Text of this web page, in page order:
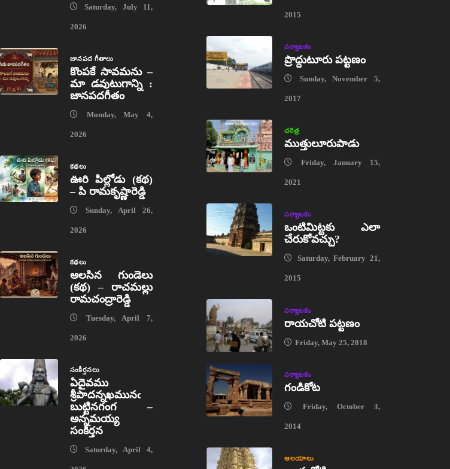
Saturday, July 11,
2026
జానపద గీతాలు
కొంపకే సావమను –
మా డవుటుగాన్ని :
జానపదగీతం
Monday, May 4,
2026
కథలు
ఊరి పిల్లోడు (కథ)
– పి రామకృష్ణారెడ్డి
Sunday, April 26,
2026
కథలు
అలసిన గుండెలు
(కథ) – రాచమల్లు
రామచంద్రారెడ్డి
Tuesday, April 7,
2026
సంకీర్తనలు
ఏదైవము
శ్రీపాదన్నఖమునఁ
బుట్టినగంగ –
అన్నమయ్య
సంకీర్తన
Saturday, April 4,
2015
పర్యాటకం
ప్రొద్దుటూరు పట్టణం
Sunday, November 5,
2017
చరిత్ర
ముత్తులూరుపాడు
Friday, January 15,
2021
పర్యాటకం
ఒంటిమిట్టకు ఎలా
చేరుకోవచ్చు?
Saturday, February 21,
2015
పర్యాటకం
రాయచోటి పట్టణం
Friday, May 25, 2018
పర్యాటకం
గండికోట
Friday, October 3,
2014
ఆలయాలు